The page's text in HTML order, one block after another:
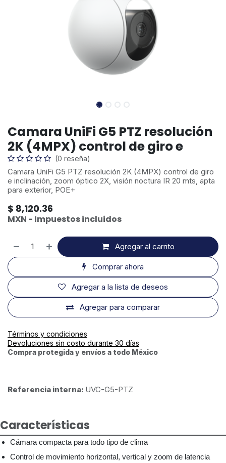
Camara UniFi G5 PTZ resolución
2K (4MPX) control de giro e
(0 reseña)
Camara UniFi G5 PTZ resolución 2K (4MPX) control de giro
e inclinación, zoom óptico 2X, visión noctura IR 20 mts, apta
para exterior, POE+
$ 8,120.36
MXN - Impuestos incluidos
Agregar al carrito
Comprar ahora
Agregar para comparar
Agregar a la lista de deseos
Términos y condiciones
Devoluciones sin costo durante 30 días
Compra protegida y envíos a todo México
Referencia interna: UVC-G5-PTZ
Características
Cámara compacta para todo tipo de clima
Control de movimiento horizontal, vertical y zoom de latencia